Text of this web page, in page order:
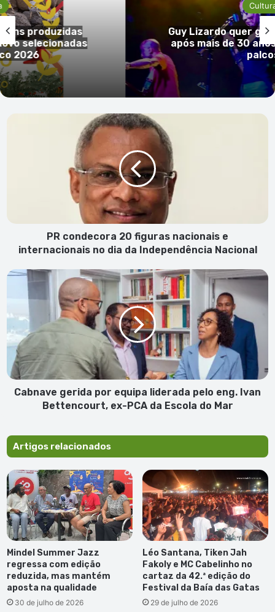
Cultura
Guy Lizardo quer gravar o
após mais de 30 anos de carreira
palcos
PR
dia
Independência
PR condecora 20 figuras nacionais e
internacionais no dia da Independência Nacional
Cabnave
gerida
equipa
pelo
eng.
Ivan
Bettencourt,
ex-
do
Mar
Cabnave gerida por equipa liderada pelo eng. Ivan
Bettencourt, ex-PCA da Escola do Mar
Artigos relacionados
Mindel Summer Jazz
regressa com edição
reduzida, mas mantém
aposta na qualidade
30 de julho de 2026
Léo Santana, Tiken Jah
Fakoly e MC Cabelinho no
cartaz da 42.ª edição do
Festival da Baía das Gatas
29 de julho de 2026